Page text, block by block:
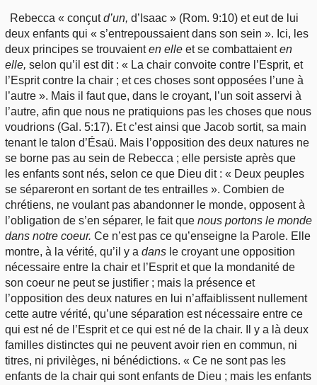
Rebecca « conçutd’un,d’Isaac » (Rom. 9:10) et eut de lui
deux enfants qui « s’entrepoussaient dans son sein ». Ici, les
deux principes se trouvaienten elle et se combattaienten
elle, selon qu’il est dit : « La chair convoite contre l’Esprit, et
l’Esprit contre la chair ; et ces choses sont opposées l’une à
l’autre ». Mais il faut que, dans le croyant, l’un soit asservi à
l’autre, afin que nous ne pratiquions pas les choses que nous
voudrions (Gal. 5:17). Et c’est ainsi que Jacob sortit, sa main
tenant le talon d’Ésaü. Mais l’opposition des deux natures ne
se borne pas au sein de Rebecca ; elle persiste après que
les enfants sont nés, selon ce que Dieu dit : « Deux peuples
se sépareront en sortant de tes entrailles ». Combien de
chrétiens, ne voulant pas abandonner le monde, opposent à
l’obligation de s’en séparer, le fait que nous portons le monde
dans notre coeur. Ce n’est pas ce qu’enseigne la Parole. Elle
montre, à la vérité, qu’il y a dans le croyant une opposition
nécessaire entre la chair et l’Esprit et que la mondanité de
son coeur ne peut se justifier ; mais la présence et
l’opposition des deux natures en lui n’affaiblissent nullement
cette autre vérité, qu’une séparation est nécessaire entre ce
qui est né de l’Esprit et ce qui est né de la chair. Il y a là deux
familles distinctes qui ne peuvent avoir rien en commun, ni
titres, ni privilèges, ni bénédictions. « Ce ne sont pas les
enfants de la chair qui sont enfants de Dieu ; mais les enfants